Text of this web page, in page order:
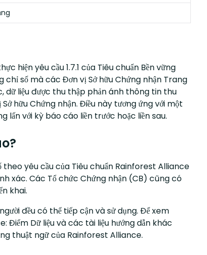
hiện yêu cầu 1.7.1 của Tiêu chuẩn Bền vững
số mà các Đơn vị Sở hữu Chứng nhận Trang
dữ liệu được thu thập phản ánh thông tin thu
hữu Chứng nhận. Điều này tương ứng với một
với kỳ báo cáo liền trước hoặc liền sau.
yêu cầu của Tiêu chuẩn Rainforest Alliance
xác. Các Tổ chức Chứng nhận (CB) cũng có
khai.
đều có thể tiếp cận và sử dụng. Để xem
Điểm Dữ liệu và các tài liệu hướng dẫn khác
thuật ngữ của Rainforest Alliance.